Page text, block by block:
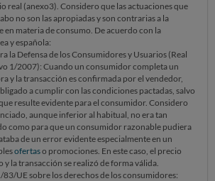
real (anexo3). Considero que las actuaciones que
no son las apropiadas y son contrarias a la
en materia de consumo. De acuerdo con la
y española:
la Defensa de los Consumidores y Usuarios (Real
1/2007): Cuando un consumidor completa un
y la transacción es confirmada por el vendedor,
a cumplir con las condiciones pactadas, salvo
resulte evidente para el consumidor. Considero
aunque inferior al habitual, no era tan
como para que un consumidor razonable pudiera
de un error evidente especialmente en un
ofertaso promociones. En este caso, el precio
y la transacción se realizó de forma válida.
UE sobre los derechos de los consumidores: